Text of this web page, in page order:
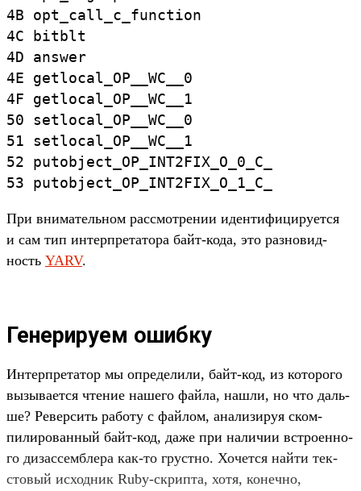
4B opt_ call_ c_ function
4C
bitblt
4D answer
4E getlocal_ OP__ WC__ 0
4F getlocal_ OP__ WC__ 1
50 setlocal_ OP__ WC__ 0
51 setlocal_ OP__ WC__ 1
52 putobject_ OP_ INT2FIX_ O_ 0_ C_
53 putobject_ OP_ INT2FIX_ O_ 1_ C_
При вни­матель­ном рас­смот­рении иден­тифици­рует­ся
и сам тип интер­пре­тато­ра байт‑кода, это раз­новид­
ность YARV.
Генерируем ошибку
Ин­тер­пре­татор мы опре­дели­ли, байт‑код, из которо­го
вызыва­ется чте­ние нашего фай­ла, наш­ли, но что даль­
ше? Ревер­сить работу с фай­лом, ана­лизи­руя ском­
пилиро­ван­ный байт‑код, даже при наличии встро­енно­
го дизас­сем­бле­ра как‑то грус­тно. Хочет­ся най­ти тек­
сто­вый исходник Ruby-скрип­та, хотя, конеч­но,